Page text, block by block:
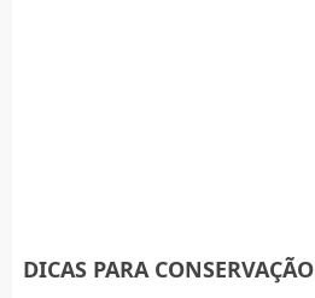
DICAS PARA CONSERVAÇÃO